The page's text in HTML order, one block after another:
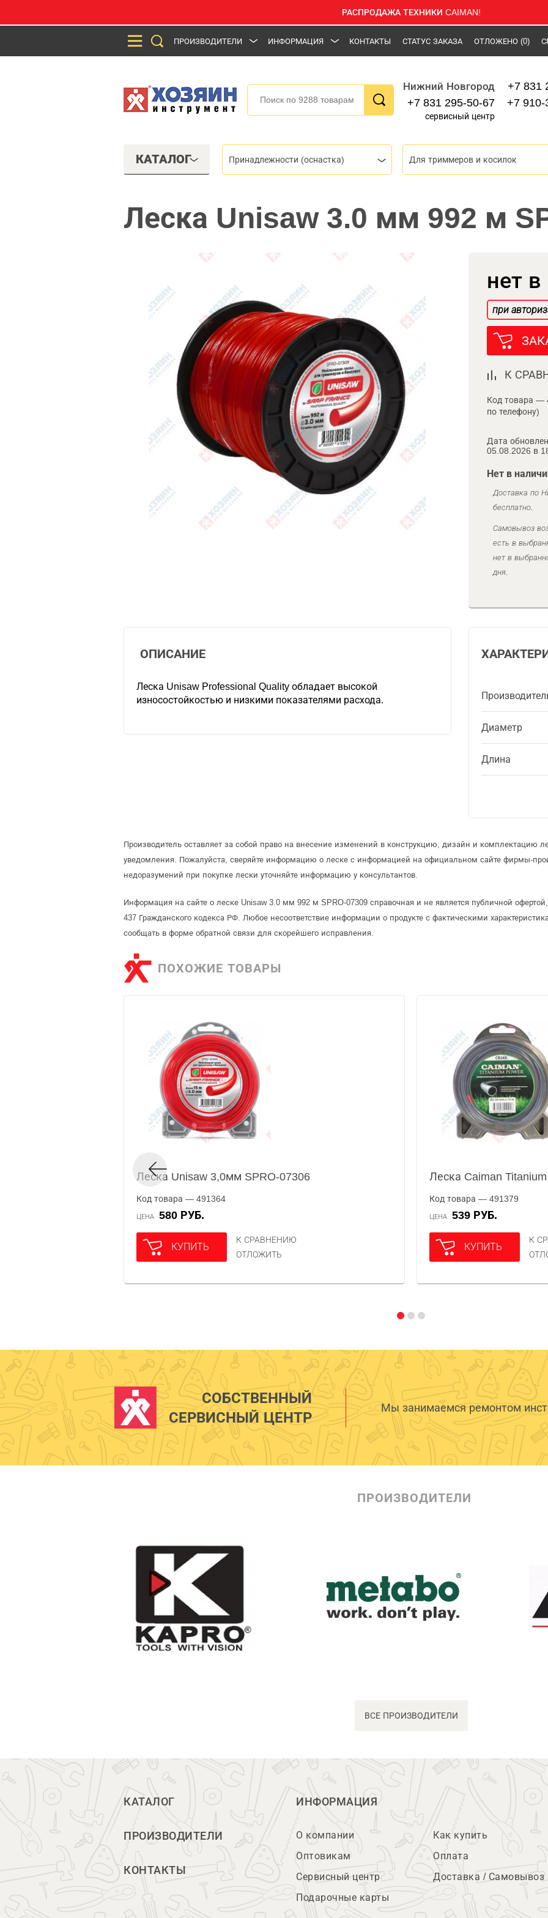
РАСПРОДАЖА ТЕХНИКИ CAIMAN!
ПРОИЗВОДИТЕЛИ ИНФОРМАЦИЯ КОНТАКТЫ СТАТУС ЗАКАЗА ОТЛОЖЕНО (0)
Нижний Новгород
+7 831 295-50-67
сервисный центр
+7 831
+7 910-
КАТАЛОГ Принадлежности (оснастка) Для триммеров и косилок
Леска Unisaw 3.0 мм 992 м
нет
при
К
Код товара —
по телефону)
Дата
05.08.2026 в
Нет в
Доставка по
бесплатно.
Самовывоз
есть в
нет в
дня.
Диаметр
Длина
ОПИСАНИЕ
Леска Unisaw Professional Quality обладает высокой
износостойкостью и низкими показателями расхода.
Производитель оставляет за собой право на внесение изменений в конструкцию, дизайн и комплектацию
уведомления. Пожалуйста, сверяйте информацию о леске с информацией на официальном сайте фирмы-
недоразумений при покупке лески уточняйте информацию у консультантов.
Информация на сайте о леске Unisaw 3.0 мм 992 м SPRO-07309 справочная и не является публичной
437 Гражданского кодекса РФ. Любое несоответствие информации о продукте с фактическими
сообщать в форме обратной связи для скорейшего исправления.
ПОХОЖИЕ ТОВАРЫ
Леска Unisaw 3,0мм SPRO-07306
Код товара — 491364
ЦЕНА 580 РУБ.
КУПИТЬ
К СРАВНЕНИЮ
ОТЛОЖИТЬ
Леска Caiman
Код товара — 491379
ЦЕНА 539 РУБ.
КУПИТЬ
К
СОБСТВЕННЫЙ
СЕРВИСНЫЙ ЦЕНТР
Мы занимаемся ремонтом
ПРОИЗВОДИТЕЛИ
ВСЕ ПРОИЗВОДИТЕЛИ
КАТАЛОГ
ПРОИЗВОДИТЕЛИ
КОНТАКТЫ
ИНФОРМАЦИЯ
О компании
Оптовикам
Сервисный центр
Подарочные карты
Как купить
Оплата
Доставка / Самовывоз